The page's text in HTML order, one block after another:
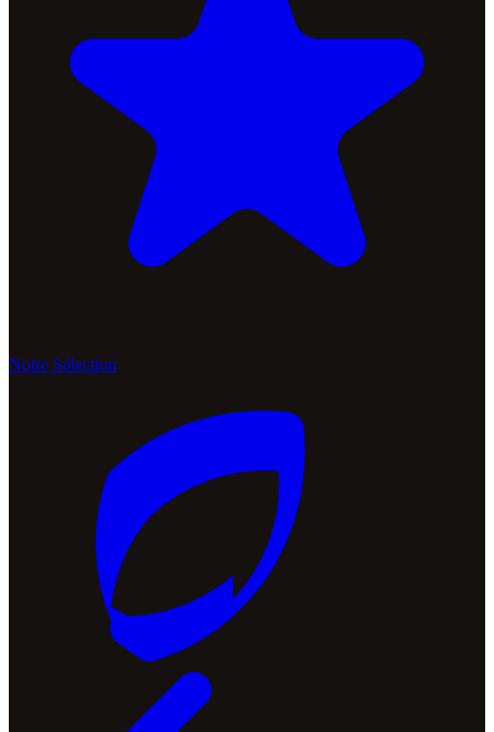
Notre Sélection